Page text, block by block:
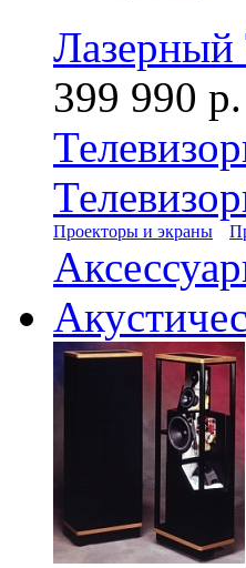
Лазерный
399 990 р.
Проекторы и экраны